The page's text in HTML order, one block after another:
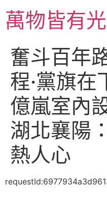
主萬物皆有光
奮斗百年
程·黨旗在
億嵐室內
湖北襄陽
熱人心